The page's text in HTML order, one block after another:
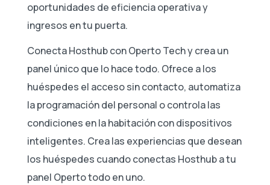
oportunidades de eficiencia operativa y
ingresos en tu puerta.
Conecta Hosthub con Operto Tech y crea un
panel único que lo hace todo. Ofrece a los
huéspedes el acceso sin contacto, automatiza
la programación del personal o controla las
condiciones en la habitación con dispositivos
inteligentes. Crea las experiencias que desean
los huéspedes cuando conectas Hosthub a tu
panel Operto todo en uno.